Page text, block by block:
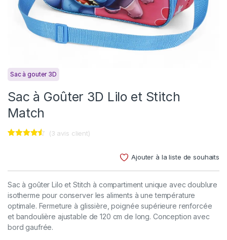
Sac à gouter 3D
Sac à Goûter 3D Lilo et Stitch
Match
notations
(3 avis client)
Ajouter à la liste de souhaits
Sac à goûter Lilo et Stitch à compartiment unique avec doublure
isotherme pour conserver les aliments à une température
optimale. Fermeture à glissière, poignée supérieure renforcée
et bandoulière ajustable de 120 cm de long. Conception avec
bord gaufrée.